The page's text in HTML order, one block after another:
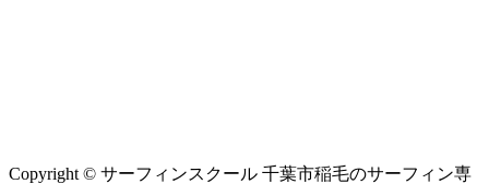
Copyright © サーフィンスクール 千葉市稲毛のサーフィン専